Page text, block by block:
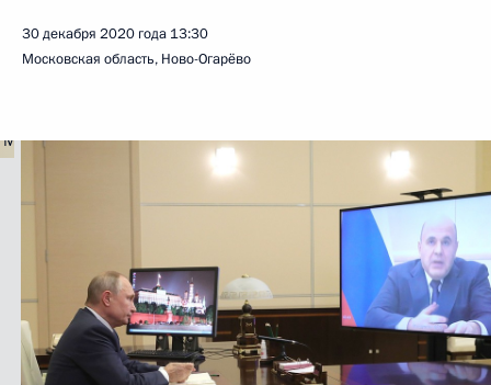
30 декабря 2020 года 13:30
Московская область, Ново-Огарёво